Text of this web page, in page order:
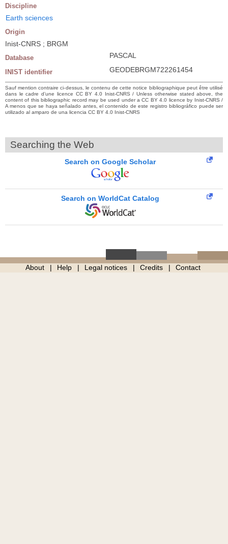
Discipline
Earth sciences
Origin
Inist-CNRS ; BRGM
Database PASCAL
INIST identifier GEODEBRGM722261454
Sauf mention contraire ci-dessus, le contenu de cette notice bibliographique peut être utilisé
dans le cadre d’une licence CC BY 4.0 Inist-CNRS / Unless otherwise stated above, the
content of this bibliographic record may be used under a CC BY 4.0 licence by Inist-CNRS /
A menos que se haya señalado antes, el contenido de este registro bibliográfico puede ser
utilizado al amparo de una licencia CC BY 4.0 Inist-CNRS
Searching the Web
Search on Google Scholar
Search on WorldCat Catalog
About Help Legal notices Credits Contact